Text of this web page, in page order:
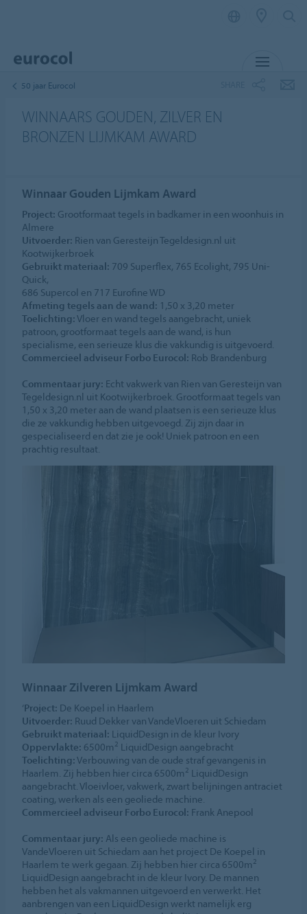
50 jaar Eurocol
WINNAARS GOUDEN, ZILVER EN
BRONZEN LIJMKAM AWARD
Winnaar Gouden Lijmkam Award
Project: Grootformaat tegels in badkamer in een woonhuis in
Almere
Uitvoerder: Rien van Geresteijn Tegeldesign.nl uit
Kootwijkerbroek
Gebruikt materiaal: 709 Superflex, 765 Ecolight, 795 Uni-
Quick,
686 Supercol en 717 Eurofine WD
Afmeting tegels aan de wand: 1,50 x 3,20 meter
Toelichting:Vloer en wand tegels aangebracht, uniek
patroon, grootformaat tegels aan de wand, is hun
specialisme, een serieuze klus die vakkundig is uitgevoerd.
Commercieel adviseur Forbo Eurocol: Rob Brandenburg
Commentaar jury: Echt vakwerk van Rien van Geresteijn van
Tegeldesign.nl uit Kootwijkerbroek. Grootformaat tegels van
1,50 x 3,20 meter aan de wand plaatsen is een serieuze klus
die ze vakkundig hebben uitgevoegd. Zij zijn daar in
gespecialiseerd en dat zie je ook! Uniek patroon en een
prachtig resultaat.
Winnaar Zilveren Lijmkam Award
‘Project: De Koepel in Haarlem
Uitvoerder: Ruud Dekker van VandeVloeren uit Schiedam
Gebruikt materiaal: LiquidDesign in de kleur Ivory
Oppervlakte: 6500m 2 LiquidDesign aangebracht
Toelichting:Verbouwing van de oude straf gevangenis in
Haarlem. Zij hebben hier circa 6500m 2 LiquidDesign
aangebracht. Vloeivloer, vakwerk, zwart belijningen antraciet
coating, werken als een geoliede machine.
Commercieel adviseur Forbo Eurocol: Frank Anepool
Commentaar jury: Als een geoliede machine is
VandeVloeren uit Schiedam aan het project De Koepel in
Haarlem te werk gegaan. Zij hebben hier circa 6500m 2
LiquidDesign aangebracht in de kleur Ivory. De mannen
hebben het als vakmannen uitgevoerd en verwerkt. Het
aanbrengen van een LiquidDesign werkt namelijk erg